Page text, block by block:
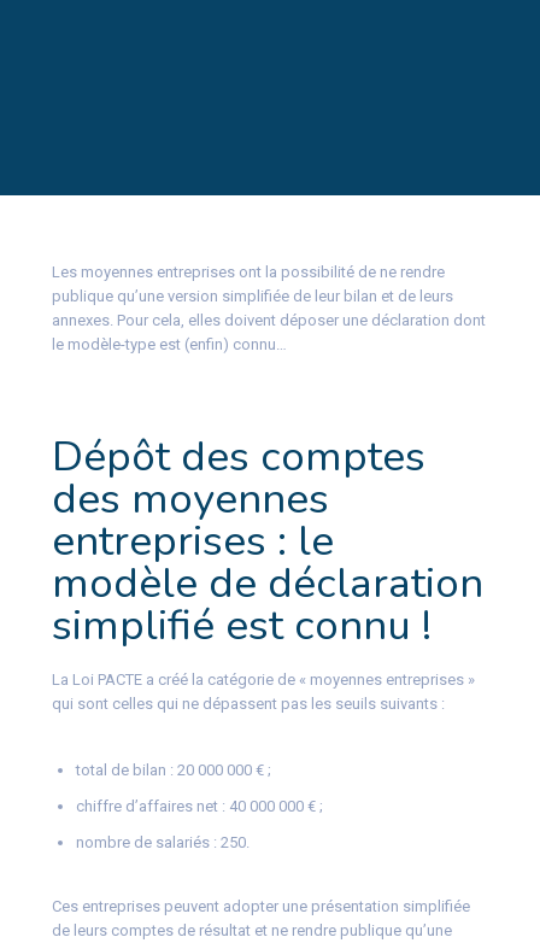
Les moyennes entreprises ont la possibilité de ne rendre
publique qu’une version simplifiée de leur bilan et de leurs
annexes. Pour cela, elles doivent déposer une déclaration dont
le modèle-type est (enfin) connu…
Dépôt des comptes
des moyennes
entreprises : le
modèle de déclaration
simplifié est connu !
La Loi PACTE a créé la catégorie de « moyennes entreprises »
qui sont celles qui ne dépassent pas les seuils suivants :
total de bilan : 20 000 000 € ;
chiffre d’affaires net : 40 000 000 € ;
nombre de salariés : 250.
Ces entreprises peuvent adopter une présentation simplifiée
de leurs comptes de résultat et ne rendre publique qu’une